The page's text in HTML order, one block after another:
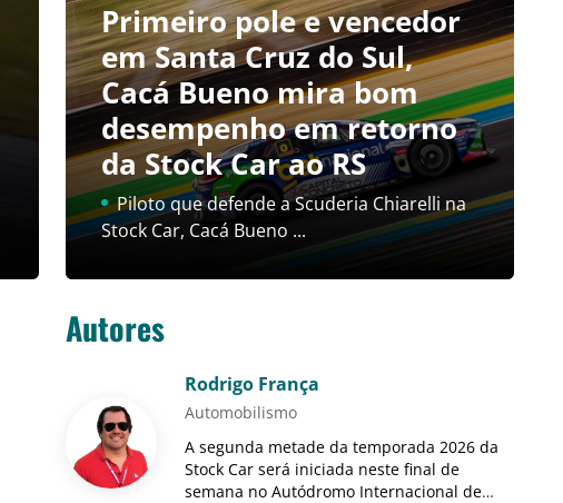
Primeiro pole e vencedor
em Santa Cruz do Sul,
Cacá Bueno mira bom
desempenho em retorno
da Stock Car ao RS
Piloto que defende a Scuderia Chiarelli na
Stock Car, Cacá Bueno ...
Autores
Rodrigo França
Automobilismo
A segunda metade da temporada 2026 da
Stock Car será iniciada neste final de
semana no Autódromo Internacional de